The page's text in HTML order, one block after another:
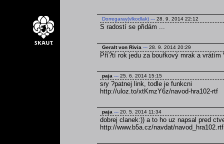
Dorregaray(vlkodlak) --- 28. 9. 2014 22:12
S radostí se přidám ...
Geralt von Rivia --- 28. 9. 2014 20:29
Pří?tí rok jedu za bouřkový mrak a
paja --- 25. 6. 2014 15:15
sry ?patnej link, todle je funkcni
http://uloz.to/xtKmzY6z/navod-hra102-rtf
paja --- 20. 5. 2014 11:34
dobrej clanek:)) a to ho uz napsal pred
http://www.b5a.cz/navdat/navod_hra102.rtf